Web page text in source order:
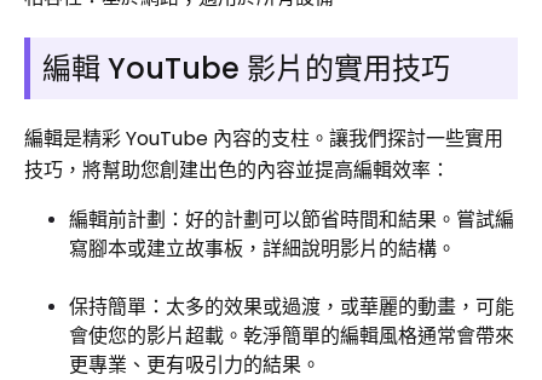
編輯 YouTube 影片的實用技巧
編輯是精彩 YouTube 內容的支柱。讓我們探討一些實用
技巧，將幫助您創建出色的內容並提高編輯效率：
編輯前計劃：好的計劃可以節省時間和結果。嘗試編
寫腳本或建立故事板，詳細說明影片的結構。
保持簡單：太多的效果或過渡，或華麗的動畫，可能
會使您的影片超載。乾淨簡單的編輯風格通常會帶來
更專業、更有吸引力的結果。